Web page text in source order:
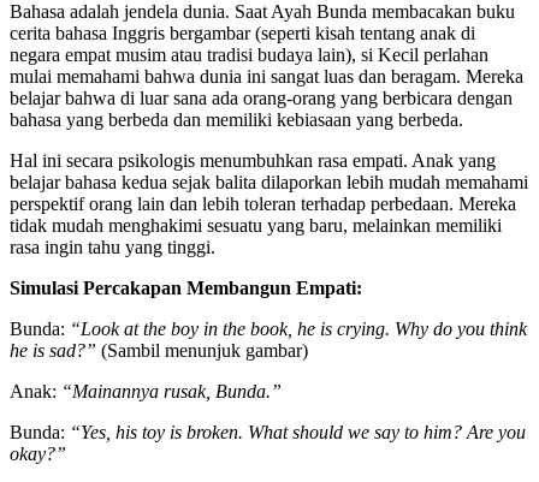
Bahasa adalah jendela dunia. Saat Ayah Bunda membacakan buku
cerita bahasa Inggris bergambar (seperti kisah tentang anak di
negara empat musim atau tradisi budaya lain), si Kecil perlahan
mulai memahami bahwa dunia ini sangat luas dan beragam. Mereka
belajar bahwa di luar sana ada orang-orang yang berbicara dengan
bahasa yang berbeda dan memiliki kebiasaan yang berbeda.
Hal ini secara psikologis menumbuhkan rasa empati. Anak yang
belajar bahasa kedua sejak balita dilaporkan lebih mudah memahami
perspektif orang lain dan lebih toleran terhadap perbedaan. Mereka
tidak mudah menghakimi sesuatu yang baru, melainkan memiliki
rasa ingin tahu yang tinggi.
Simulasi Percakapan Membangun Empati:
Bunda: “Look at the boy in the book, he is crying. Why do you think
he is sad?” (Sambil menunjuk gambar)
Anak: “Mainannya rusak, Bunda.”
Bunda: “Yes, his toy is broken. What should we say to him? Are you
okay?”